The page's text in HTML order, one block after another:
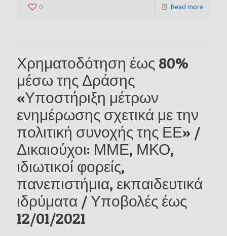
0 Read more
Χρηματοδότηση έως 80%
μέσω της Δράσης
«Υποστήριξη μέτρων
ενημέρωσης σχετικά με την
πολιτική συνοχής της ΕΕ» /
Δικαιούχοι: ΜΜΕ, ΜΚΟ,
ιδιωτικοί φορείς,
πανεπιστήμια, εκπαιδευτικά
ιδρύματα / Υποβολές έως
12/01/2021